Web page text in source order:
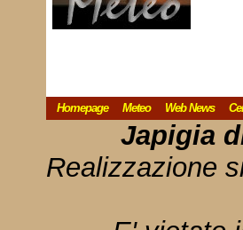
Homepage Meteo Web News
Japigia
Realizzazione